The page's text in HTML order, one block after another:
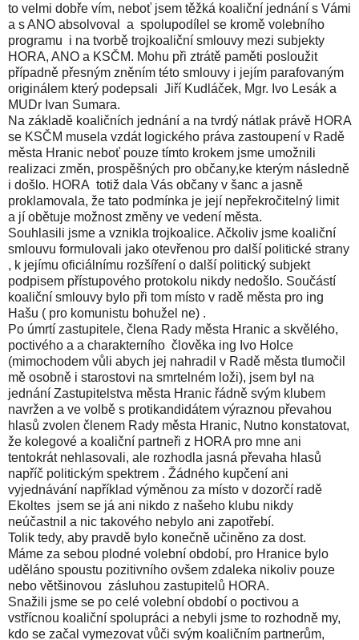
to velmi dobře vím, neboť jsem těžká koaliční jednání s Vámi
a s ANO absolvoval a spolupodílel se kromě volebního
programu i na tvorbě trojkoaliční smlouvy mezi subjekty
HORA, ANO a KSČM. Mohu při ztrátě paměti posloužit
případně přesným zněním této smlouvy i jejím parafovaným
originálem který podepsali Jiří Kudláček, Mgr. Ivo Lesák a
MUDr Ivan Sumara.
Na základě koaličních jednání a na tvrdý nátlak právě HORA
se KSČM musela vzdát logického práva zastoupení v Radě
města Hranic neboť pouze tímto krokem jsme umožnili
realizaci změn, prospěšných pro občany,ke kterým následně
i došlo. HORA totiž dala Vás občany v šanc a jasně
proklamovala, že tato podmínka je její nepřekročitelný limit
a jí obětuje možnost změny ve vedení města.
Souhlasili jsme a vznikla trojkoalice. Ačkoliv jsme koaliční
smlouvu formulovali jako otevřenou pro další politické strany
, k jejímu oficiálnímu rozšíření o další politický subjekt
podpisem přístupového protokolu nikdy nedošlo. Součástí
koaliční smlouvy bylo při tom místo v radě města pro ing
Hašu ( pro komunistu bohužel ne) .
Po úmrtí zastupitele, člena Rady města Hranic a skvělého,
poctivého a a charakterního člověka ing Ivo Holce
(mimochodem vůli abych jej nahradil v Radě města tlumočil
mě osobně i starostovi na smrtelném loži), jsem byl na
jednání Zastupitelstva města Hranic řádně svým klubem
navržen a ve volbě s protikandidátem výraznou převahou
hlasů zvolen členem Rady města Hranic, Nutno konstatovat,
že kolegové a koaliční partneři z HORA pro mne ani
tentokrát nehlasovali, ale rozhodla jasná převaha hlasů
napříč politickým spektrem . Žádného kupčení ani
vyjednávání například výměnou za místo v dozorčí radě
Ekoltes jsem se já ani nikdo z našeho klubu nikdy
neúčastnil a nic takového nebylo ani zapotřebí.
Tolik tedy, aby pravdě bylo konečně učiněno za dost.
Máme za sebou plodné volební období, pro Hranice bylo
uděláno spoustu pozitivního ovšem zdaleka nikoliv pouze
nebo většinovou zásluhou zastupitelů HORA.
Snažili jsme se po celé volební období o poctivou a
vstřícnou koaliční spolupráci a nebyli jsme to rozhodně my,
kdo se začal vymezovat vůči svým koaličním partnerům,